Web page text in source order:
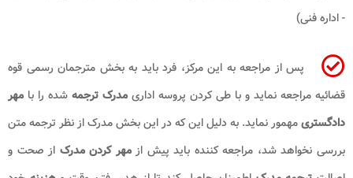
- اداره فنی)
پس از مراجعه به این مرکز، فرد باید به بخش مترجمان رسمی قوه
قضائیه مراجعه نماید و با طی کردن پروسه اداری مدرک ترجمه شده را با مهر
دادگستریمهمور نماید. به دلیل این که در این بخش مدرک از نظر ترجمه متن
بررسی نخواهد شد، مراجعه کننده باید پیش ازمهر کردن مدرک از صحت و